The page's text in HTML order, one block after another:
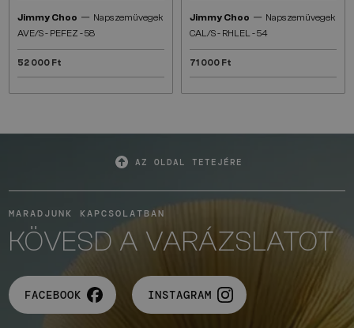
Jimmy Choo — Napszemüvegek
AVE/S - PEFEZ - 58
52 000 Ft
Jimmy Choo — Napszemüvegek
CAL/S - RHLEL - 54
71 000 Ft
AZ OLDAL TETEJÉRE
MARADJUNK KAPCSOLATBAN
KÖVESD A VARÁZSLATOT
FACEBOOK INSTAGRAM